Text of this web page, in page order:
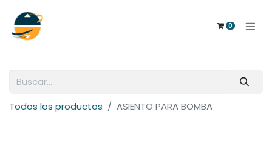
0
Todos los productos ASIENTO PARA BOMBA